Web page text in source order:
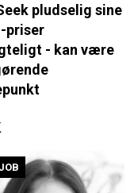
pludselig sine
priser
- kan være